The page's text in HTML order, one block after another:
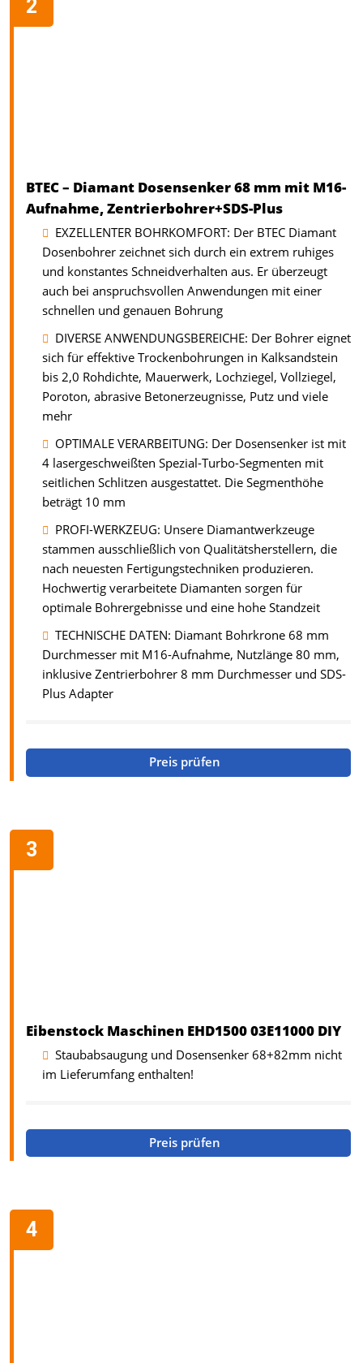
BTEC – Diamant Dosensenker 68 mm mit M16-
Aufnahme, Zentrierbohrer+SDS-Plus
EXZELLENTER BOHRKOMFORT: Der BTEC Diamant
Dosenbohrer zeichnet sich durch ein extrem ruhiges
und konstantes Schneidverhalten aus. Er überzeugt
auch bei anspruchsvollen Anwendungen mit einer
schnellen und genauen Bohrung
DIVERSE ANWENDUNGSBEREICHE: Der Bohrer eignet
sich für effektive Trockenbohrungen in Kalksandstein
bis 2,0 Rohdichte, Mauerwerk, Lochziegel, Vollziegel,
Poroton, abrasive Betonerzeugnisse, Putz und viele
mehr
OPTIMALE VERARBEITUNG: Der Dosensenker ist mit
4 lasergeschweißten Spezial-Turbo-Segmenten mit
seitlichen Schlitzen ausgestattet. Die Segmenthöhe
beträgt 10 mm
PROFI-WERKZEUG: Unsere Diamantwerkzeuge
stammen ausschließlich von Qualitätsherstellern, die
nach neuesten Fertigungstechniken produzieren.
Hochwertig verarbeitete Diamanten sorgen für
optimale Bohrergebnisse und eine hohe Standzeit
TECHNISCHE DATEN: Diamant Bohrkrone 68 mm
Durchmesser mit M16-Aufnahme, Nutzlänge 80 mm,
inklusive Zentrierbohrer 8 mm Durchmesser und SDS-
Plus Adapter
Preis prüfen
Eibenstock Maschinen EHD1500 03E11000 DIY
Staubabsaugung und Dosensenker 68+82mm nicht
im Lieferumfang enthalten!
Preis prüfen